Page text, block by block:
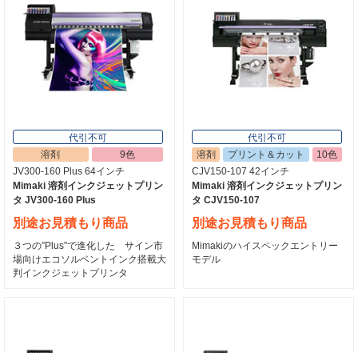
代引不可
溶剤
9色
JV300-160 Plus 64インチ
Mimaki 溶剤インクジェットプリン
タ JV300-160 Plus
別途お見積もり商品
３つの”Plus”で進化した サイン市
場向けエコソルベントインク搭載大
判インクジェットプリンタ
代引不可
溶剤
プリント＆カット
10色
CJV150-107 42インチ
Mimaki 溶剤インクジェットプリン
タ CJV150-107
別途お見積もり商品
Mimakiのハイスペックエントリー
モデル